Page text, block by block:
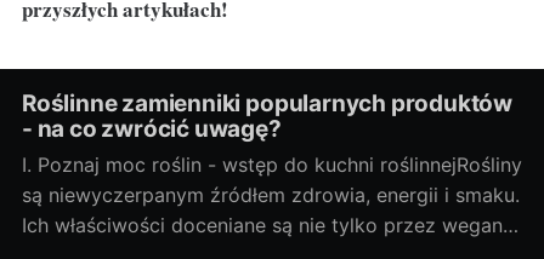
przyszłych artykułach!
Roślinne zamienniki popularnych produktów
- na co zwrócić uwagę?
I. Poznaj moc roślin - wstęp do kuchni roślinnejRośliny
są niewyczerpanym źródłem zdrowia, energii i smaku.
Ich właściwości doceniane są nie tylko przez wegan i